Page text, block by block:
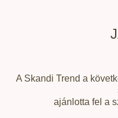
A Skandi Trend a
ajánlotta fel a